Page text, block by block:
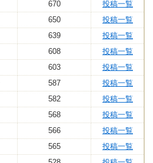
670
投稿一覧
650
投稿一覧
639
投稿一覧
608
投稿一覧
603
投稿一覧
587
投稿一覧
582
投稿一覧
568
投稿一覧
566
投稿一覧
565
投稿一覧